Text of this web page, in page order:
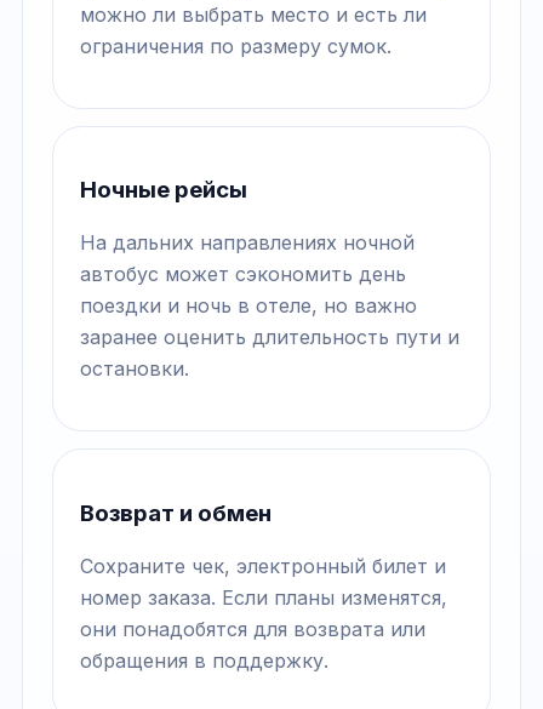
можно ли выбрать место и есть ли
ограничения по размеру сумок.
Ночные рейсы
На дальних направлениях ночной
автобус может сэкономить день
поездки и ночь в отеле, но важно
заранее оценить длительность пути и
остановки.
Возврат и обмен
Сохраните чек, электронный билет и
номер заказа. Если планы изменятся,
они понадобятся для возврата или
обращения в поддержку.